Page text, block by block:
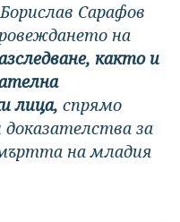
Сарафов
на
както и
лица, спрямо
доказателства за
на младия